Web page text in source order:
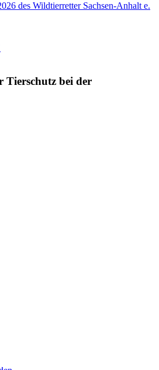
des Wildtierretter Sachsen-Anhalt e.
Tierschutz bei der